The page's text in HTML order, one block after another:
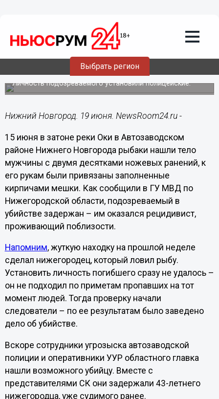
Выбрать регион
19.06.202319:39
Убийца найденного зарезанным в Оке
нижегородца был судим
Личность подозреваемого установили полицейские.
Нижний Новгород. 19 июня. NewsRoom24.ru -
15 июня в затоне реки Оки в Автозаводском
районе Нижнего Новгорода рыбаки нашли тело
мужчины с двумя десятками ножевых ранений, к
его рукам были привязаны заполненные
кирпичами мешки. Как сообщили в ГУ МВД по
Нижегородской области, подозреваемый в
убийстве задержан – им оказался рецидивист,
проживающий поблизости.
Напомним, жуткую находку на прошлой неделе
сделал нижегородец, который ловил рыбу.
Установить личность погибшего сразу не удалось –
он не подходил по приметам пропавших на тот
момент людей. Тогда проверку начали
следователи – по ее результатам было заведено
дело об убийстве.
Вскоре сотрудники угрозыска автозаводской
полиции и оперативники УУР областного главка
нашли возможного убийцу. Вместе с
представителями СК они задержали 43-летнего
нижегородца, уже судимого ранее.